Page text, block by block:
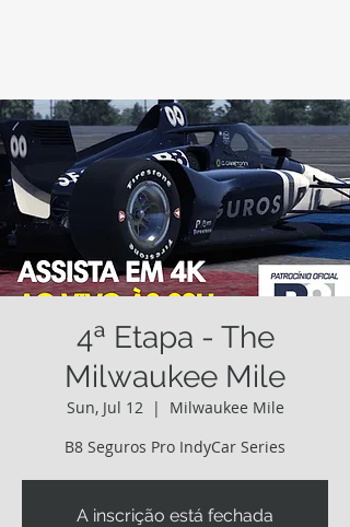
4ª Etapa - The
Milwaukee Mile
Sun, Jul 12
  |
Milwaukee Mile
B8 Seguros Pro IndyCar Series
A inscrição está fechada